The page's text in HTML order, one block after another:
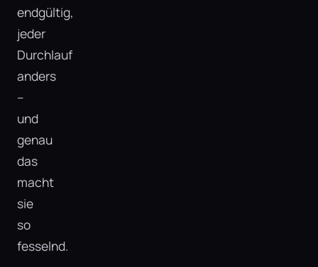
endgültig,
jeder
Durchlauf
anders
–
und
genau
das
macht
sie
so
fesselnd.